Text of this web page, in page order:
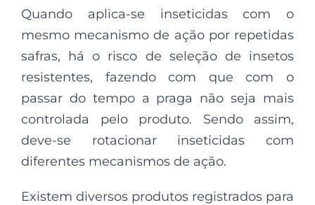
Quando aplica-se inseticidas com o
mesmo mecanismo de ação por repetidas
safras, há o risco de seleção de insetos
resistentes, fazendo com que com o
passar do tempo a praga não seja mais
controlada pelo produto. Sendo assim,
deve-se rotacionar inseticidas com
diferentes mecanismos de ação.
Existem diversos produtos registrados para